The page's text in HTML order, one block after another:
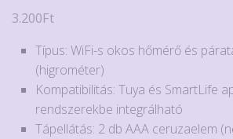
3.200Ft
Típus: WiFi-s okos hőmérő és
(higrométer)
Kompatibilitás: Tuya és SmartLife
rendszerekbe integrálható
Tápellátás: 2 db AAA ceruzaelem